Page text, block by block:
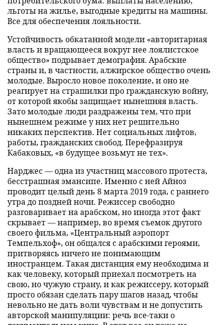
льготы на жилье, выгодные кредиты на машины.
Все для обеспечения лояльности.
Устойчивость обкатанной модели «авторитарная
власть и вращающееся вокруг нее лоялистское
общество» подрывает демография. Арабские
страны и, в частности, алжирское общество очень
молодые. Выросло новое поколение, и оно не
реагирует на страшилки про гражданскую войну,
от которой якобы защищает нынешняя власть.
Зато молодые люди раздражены тем, что при
нынешнем режиме у них нет решительно
никаких перспектив. Нет социальных лифтов,
работы, гражданских свобод. Перефразируя
Кабаковых, «в будущее возьмут не тех».
Нарджес — одна из участниц массового протеста,
бесстрашная эмансипе. Именно с ней Айноз
проводит целый день 8 марта 2019 года, с раннего
утра до поздней ночи. Режиссер свободно
разговаривает на арабском, но иногда этот факт
скрывает — например, во время съемок другого
своего фильма, «Центральный аэропорт
Темпельхоф», он общался с арабскими героями,
притворяясь ничего не понимающим
иностранцем. Такая дистанция ему необходима и
как человеку, который приехал посмотреть на
свою, но чужую страну, и как режиссеру, который
просто обязан сделать пару шагов назад, чтобы
невольно не дать воли чувствам и не допустить
авторской манипуляции: речь все-таки о